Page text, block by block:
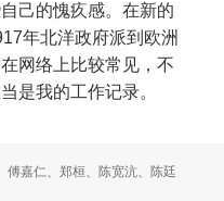
己的愧疚感。在新的
年北洋政府派到欧洲
网络上比较常见，不
是我的工作记录。
傅嘉仁、郑桓、陈宽沆、陈廷
考